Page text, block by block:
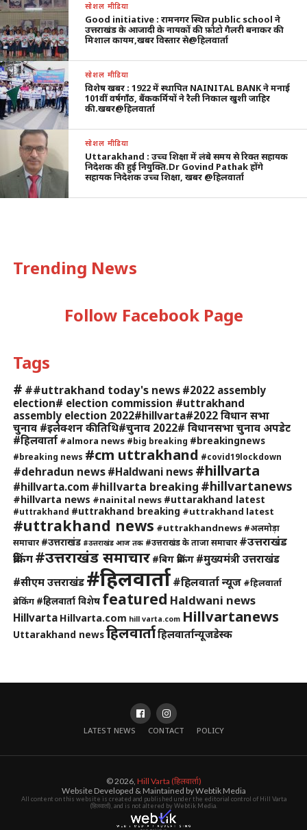
सोशल मीडिया
Good initiative : रामनगर स्थित public school ने
उत्तराखंड के आजादी के नायकों की फ़ोटो गैलरी बनाकर की
मिशाल कायम,खबर विस्तार से@हिलवार्ता
सोशल मीडिया
विशेष खबर : 1922 में स्थापित NAINITAL BANK ने मनाई
101वीं वर्षगाँठ, बैंककर्मियों ने रैली निकाल खुशी जाहिर
की.खबर@हिलवार्ता
सोशल मीडिया
Uttarakhand : उच्च शिक्षा में लंबे समय से रिक्त सहायक
निदेशक की हुई नियुक्ति.Dr Govind Pathak होंगे
सहायक निदेशक उच्च शिक्षा, खबर @हिलवार्ता
Trending News
Follow Facebook Page
Tags
# ##uttrakhand today's news #2022 assembly
election# election commission #uttrakhand
assembly election 2022#hillvarta#2022 विधान सभा
चुनाव #इलेक्शन की तिथि#चुनाव 2022# विधानसभा चुनाव अपडेट
#हिलवार्ता #almora news #big breaking #breakingnews
#breaking news #cm uttrakhand #covid19lockdown
#dehradun news #Haldwani news #hillvarta
#hillvarta.com #hillvarta breaking #hillvartanews
#hillvarta news #nainital news #uttarakhand latest
#uttrakhand #uttrakhand breaking #uttrakhand latest
#uttrakhand news #uttrakhandnews #अलमोड़ा
समाचार #उत्तराखंड #उत्तराखंड आज तक #उत्तराखंड के ताजा समाचार #उत्तराखंड
ब्रेकिंग#उत्तराखंड समाचार #बिग ब्रेकिंग #मुख्यमंत्री उत्तराखंड
#सीएम उत्तराखंड #हिलवार्ता#हिलवार्ता न्यूज #हिलवार्ता
ब्रेकिंग #हिलवार्ता विशेष featured Haldwani news
Hillvarta Hillvarta.com hill varta.com Hillvartanews
Uttarakhand newsहिलवार्ताहिलवार्तान्यूजडेस्क
LATEST NEWS CONTACT POLICY
© 2026, Hill Varta (हिलवार्ता)
Website Developed & Maintained by Webtik Media
All content on this website is created and published under the editorial control of Hill Varta
(हिलवार्ता), and is not altered by Webtik Media.